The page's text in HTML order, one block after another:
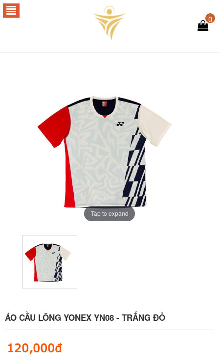
0
Tap to expand
ÁO CẦU LÔNG YONEX YN08 - TRẮNG ĐỎ
120,000đ